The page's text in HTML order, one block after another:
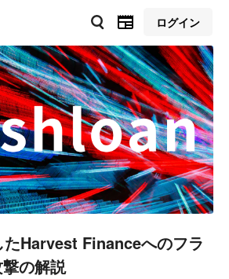
ログイン
たHarvest Financeへのフラ
の解説